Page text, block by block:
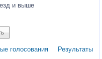
и выше
голосования Результаты